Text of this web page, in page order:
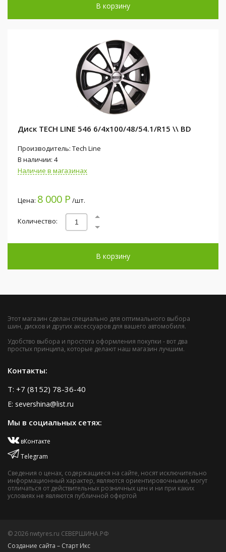
В корзину
Диск TECH LINE 546 6/4x100/48/54.1/R15 \\ BD
Производитель: Tech Line
В наличии: 4
Наличие в магазинах
Цена: 8 000 Р /шт.
Количество:
В корзину
Этот магазин сделан специально для оптимального выбора
шин, дисков и других аксессуаров для вашего автомобиля.
Удобство выбора и простота оформления покупки - вот два
простых принципа, которые делают наш магазин лучшим.
Контакты:
T: +7 (8152) 78-36-40
E: severshina@list.ru
Мы в социальных сетях:
вКонтакте
Telegram
Сведения о ценах, содержащиеся на сайте, носят исключительно
информационный характер, являются ориентировочными, могут
отличаться от действительных розничных цен и ни при каких
условиях не являются публичной офертой
© 2026 nwtyres.ru СЕВЕРШИНА.РФ
Создание сайта – Старт Икс